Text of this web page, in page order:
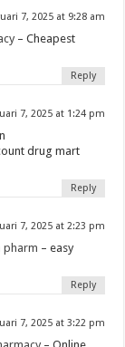
7, 2025 at 9:28 am
– Cheapest
Reply
7, 2025 at 1:24 pm
drug mart
Reply
7, 2025 at 2:23 pm
pharm – easy
Reply
7, 2025 at 3:22 pm